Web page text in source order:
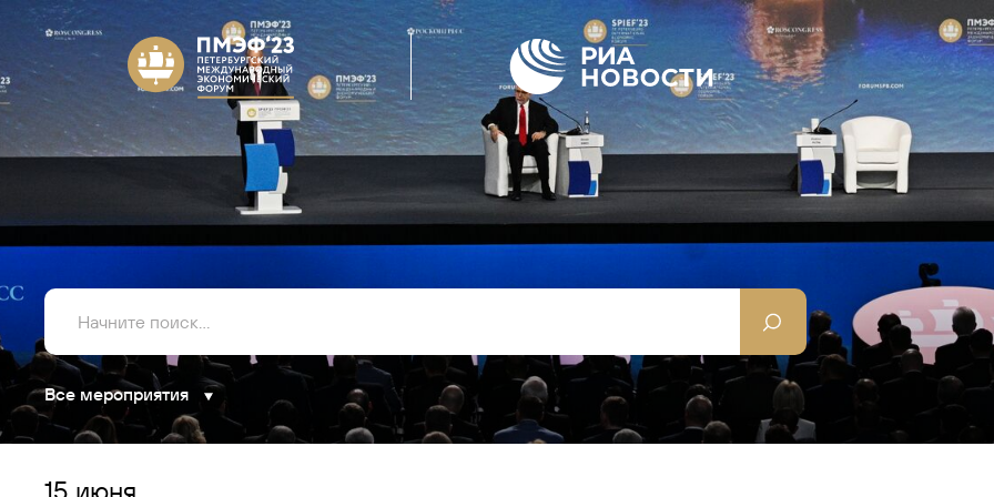
Все мероприятия
15 июня